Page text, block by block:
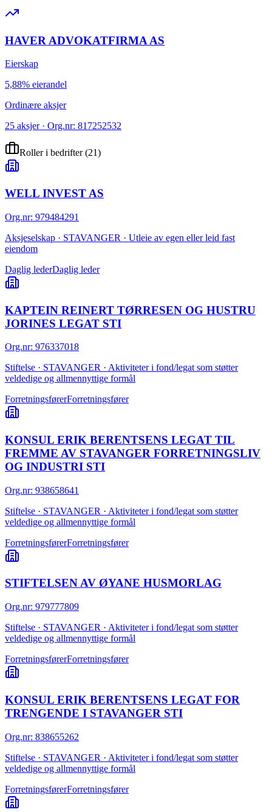
HAVER ADVOKATFIRMA AS
Eierskap
5,88% eierandel
Ordinære aksjer
25 aksjer · Org.nr: 817252532
Roller i bedrifter(21)
WELL INVEST AS
Org.nr: 979484291
Aksjeselskap · STAVANGER · Utleie av egen eller leid fast
eiendom
Daglig lederDaglig leder
KAPTEIN REINERT TØRRESEN OG HUSTRU
JORINES LEGAT STI
Org.nr: 976337018
Stiftelse · STAVANGER · Aktiviteter i fond/legat som støtter
veldedige og allmennyttige formål
ForretningsførerForretningsfører
KONSUL ERIK BERENTSENS LEGAT TIL
FREMME AV STAVANGER FORRETNINGSLIV
OG INDUSTRI STI
Org.nr: 938658641
Stiftelse · STAVANGER · Aktiviteter i fond/legat som støtter
veldedige og allmennyttige formål
ForretningsførerForretningsfører
STIFTELSEN AV ØYANE HUSMORLAG
Org.nr: 979777809
Stiftelse · STAVANGER · Aktiviteter i fond/legat som støtter
veldedige og allmennyttige formål
ForretningsførerForretningsfører
KONSUL ERIK BERENTSENS LEGAT FOR
TRENGENDE I STAVANGER STI
Org.nr: 838655262
Stiftelse · STAVANGER · Aktiviteter i fond/legat som støtter
veldedige og allmennyttige formål
ForretningsførerForretningsfører